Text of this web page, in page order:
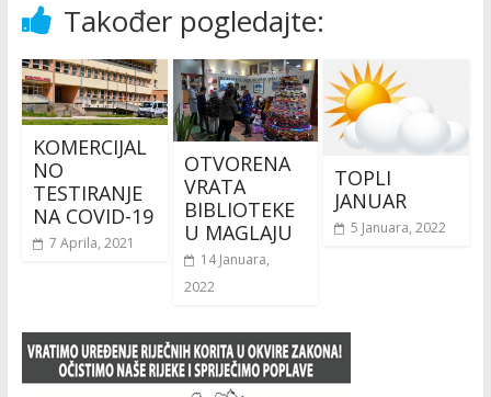
Također pogledajte:
KOMERCIJAL
NO
TESTIRANJE
NA COVID-19
7 Aprila, 2021
OTVORENA
VRATA
BIBLIOTEKE
U MAGLAJU
14 Januara,
2022
TOPLI
JANUAR
5 Januara, 2022